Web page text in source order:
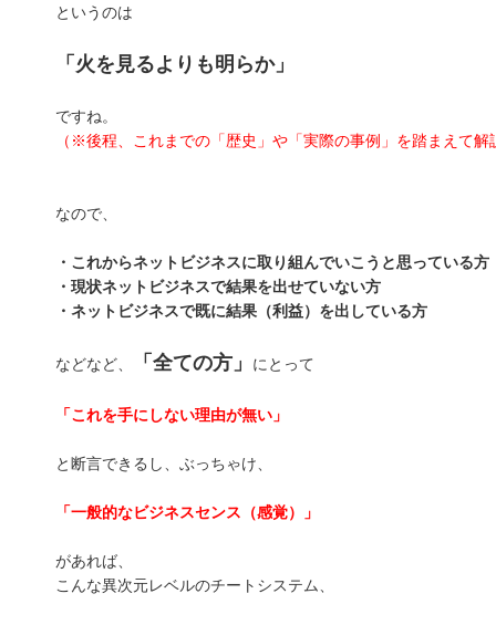
というのは
「火を見るよりも明らか」
ですね。
（※後程、これまでの「歴史」や「実際の事例」を踏まえて解
なので、
・これからネットビジネスに取り組んでいこうと思っている方
・現状ネットビジネスで結果を出せていない方
・ネットビジネスで既に結果（利益）を出している方
などなど、 「全ての方」 にとって
「これを手にしない理由が無い」
と断言できるし、ぶっちゃけ、
「一般的なビジネスセンス（感覚）」
があれば、
こんな異次元レベルのチートシステム、